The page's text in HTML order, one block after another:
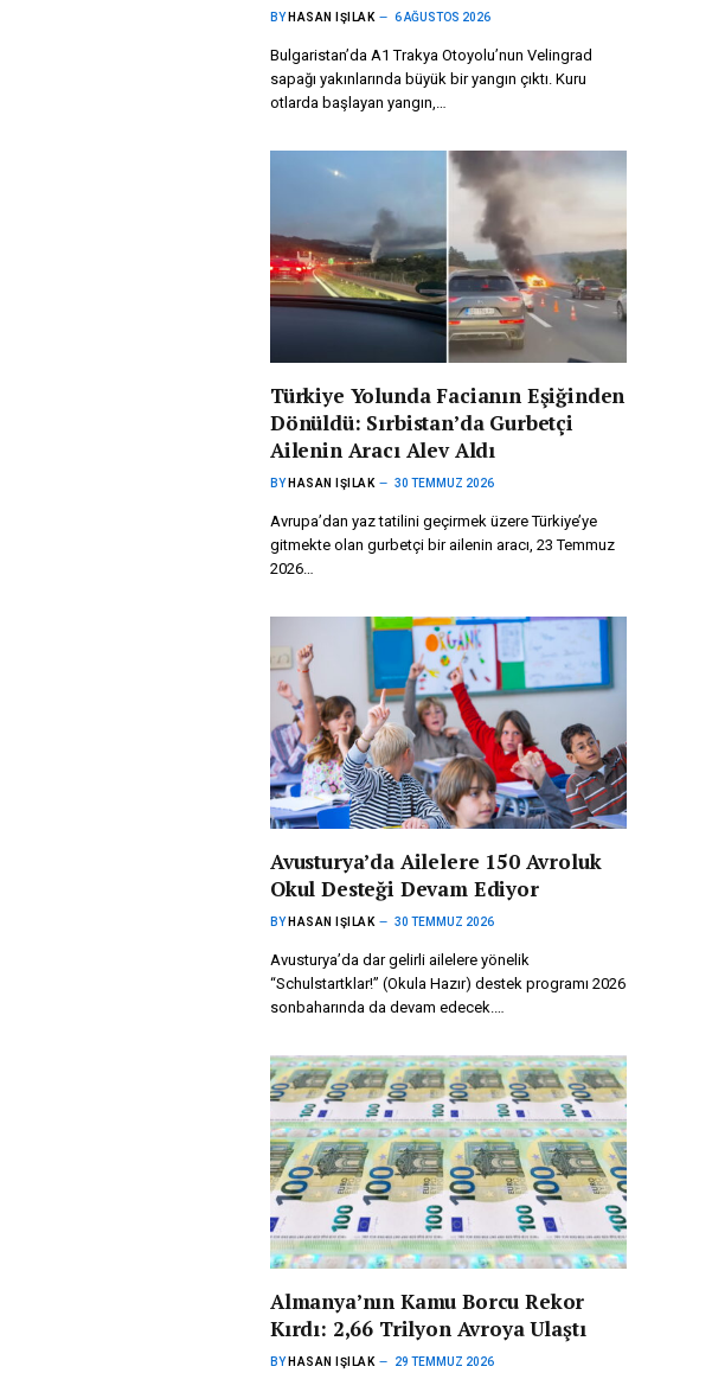
BY HASAN IŞILAK 6 AĞUSTOS 2026
Bulgaristan’da A1 Trakya Otoyolu’nun Velingrad
sapağı yakınlarında büyük bir yangın çıktı. Kuru
otlarda başlayan yangın,…
Türkiye Yolunda Facianın Eşiğinden
Dönüldü: Sırbistan’da Gurbetçi
Ailenin Aracı Alev Aldı
BY HASAN IŞILAK 30 TEMMUZ 2026
Avrupa’dan yaz tatilini geçirmek üzere Türkiye’ye
gitmekte olan gurbetçi bir ailenin aracı, 23 Temmuz
2026…
Avusturya’da Ailelere 150 Avroluk
Okul Desteği Devam Ediyor
BY HASAN IŞILAK 30 TEMMUZ 2026
Avusturya’da dar gelirli ailelere yönelik
“Schulstartklar!” (Okula Hazır) destek programı 2026
sonbaharında da devam edecek.…
Almanya’nın Kamu Borcu Rekor
Kırdı: 2,66 Trilyon Avroya Ulaştı
BY HASAN IŞILAK 29 TEMMUZ 2026